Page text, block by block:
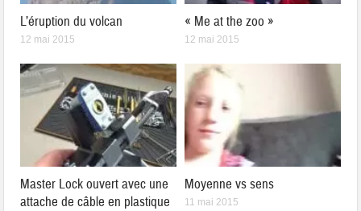
L’éruption du volcan
12 mai 2015
« Me at the zoo »
12 mai 2015
Master Lock ouvert avec une
attache de câble en plastique
Moyenne vs sens
11 mai 2015